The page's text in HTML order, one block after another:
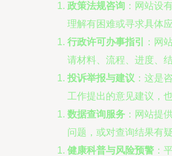
政策法规咨询 ：网站设
理解有困难或寻求具体
行政许可办事指引
：网
请材料、流程、进度、
投诉举报与建议 ：这是
工作提出的意见建议，
数据查询服务 ：网站提
问题，或对查询结果有
健康科普与风险预警 ：